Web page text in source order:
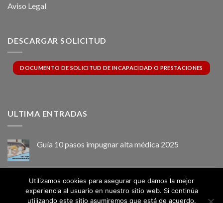
Aviso Legal
DESCARGAR SOLICITUD
DOCUMENTO DE SOLICITUD DE INCAPACIDAD O PRESTACIONES
ULTIMA ENTRADAS
Guía 10 pasos impugnar alta médica 2025
INCAPACIDAD PERMANENTE ABSOLUTA
Comentarios desactivadosen
INCAPACIDAD
Utilizamos cookies para asegurar que damos la mejor
experiencia al usuario en nuestro sitio web. Si continúa
utilizando este sitio asumiremos que está de acuerdo.